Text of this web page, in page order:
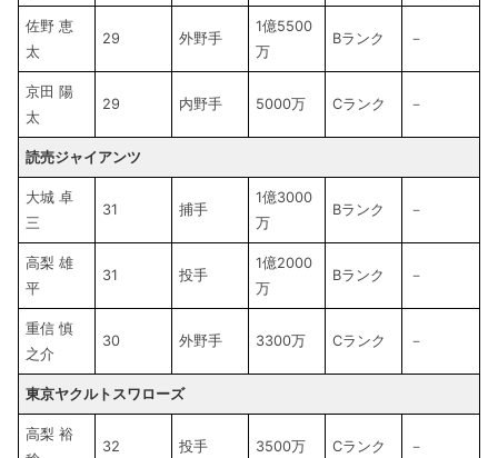
佐野 恵
太
29 外野手
1億5500
万
Bランク －
京田 陽
太
29 内野手 5000万 Cランク －
読売ジャイアンツ
大城 卓
三
31 捕手
1億3000
万
Bランク －
高梨 雄
平
31 投手
1億2000
万
Bランク －
重信 慎
之介
30 外野手 3300万 Cランク －
東京ヤクルトスワローズ
高梨 裕
32 投手 3500万 Cランク －